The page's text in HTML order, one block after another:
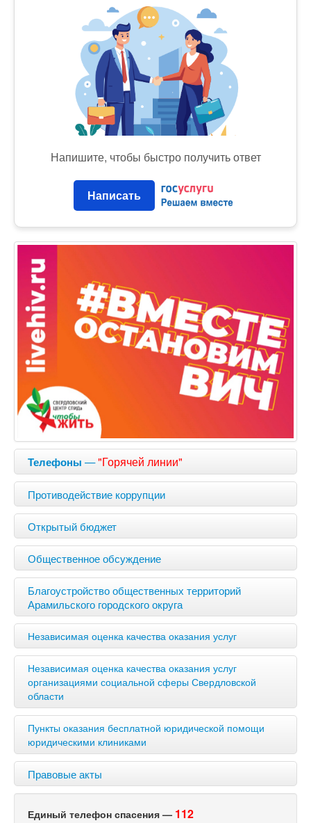
Напишите, чтобы быстро получить ответ
Написать
Телефоны —"Горячей линии"
Противодействие коррупции
Открытый бюджет
Общественное обсуждение
Благоустройство общественных территорий
Арамильского городского округа
Независимая оценка качества оказания услуг
Независимая оценка качества оказания услуг
организациями социальной сферы Свердловской
области
Пункты оказания бесплатной юридической помощи
юридическими клиниками
Правовые акты
Единый телефон спасения — 112